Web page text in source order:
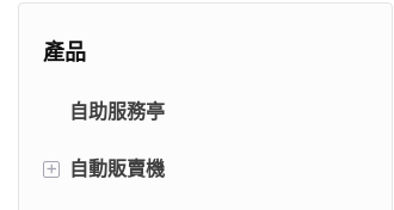
產品
自助服務亭
+ 自動販賣機